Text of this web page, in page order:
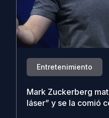
Entretenimiento
Mark Zuckerberg
láser” y se la comió